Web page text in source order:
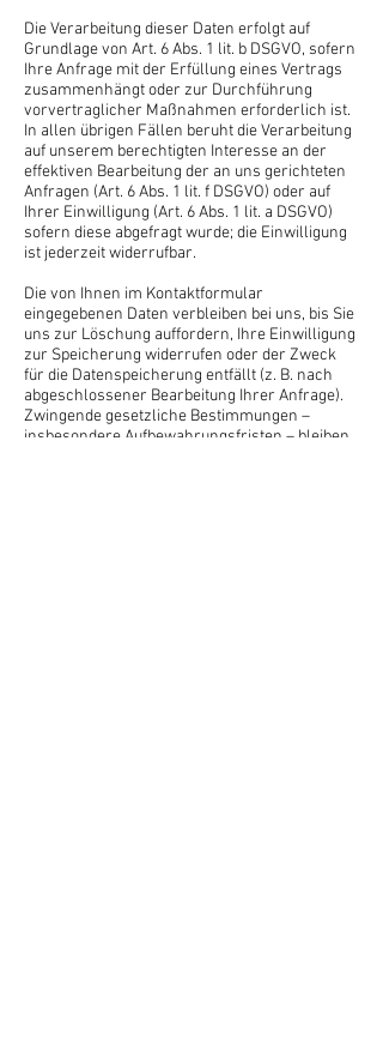
Die Verarbeitung dieser Daten erfolgt auf
Grundlage von Art. 6 Abs. 1 lit. b DSGVO, sofern
Ihre Anfrage mit der Erfüllung eines Vertrags
zusammenhängt oder zur Durchführung
vorvertraglicher Maßnahmen erforderlich ist.
In allen übrigen Fällen beruht die Verarbeitung
auf unserem berechtigten Interesse an der
effektiven Bearbeitung der an uns gerichteten
Anfragen (Art. 6 Abs. 1 lit. f DSGVO) oder auf
Ihrer Einwilligung (Art. 6 Abs. 1 lit. a DSGVO)
sofern diese abgefragt wurde; die Einwilligung
ist jederzeit widerrufbar.
Die von Ihnen im Kontaktformular
eingegebenen Daten verbleiben bei uns, bis Sie
uns zur Löschung auffordern, Ihre Einwilligung
zur Speicherung widerrufen oder der Zweck
für die Datenspeicherung entfällt (z. B. nach
abgeschlossener Bearbeitung Ihrer Anfrage).
Zwingende gesetzliche Bestimmungen –
insbesondere Aufbewahrungsfristen – bleiben